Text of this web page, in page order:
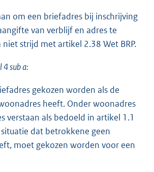
om een briefadres bij inschrijving
van verblijf en adres te
niet strijd met artikel 2.38 Wet BRP.
4 sub a:
gekozen worden als de
heeft. Onder woonadres
verstaan als bedoeld in artikel 1.1
situatie dat betrokkene geen
moet gekozen worden voor een